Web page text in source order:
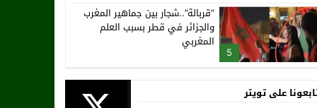
5
“قربالة”..شجار بين جماهير المغرب
والجزائر في قطر بسبب العلم
المغربي
على تويتر